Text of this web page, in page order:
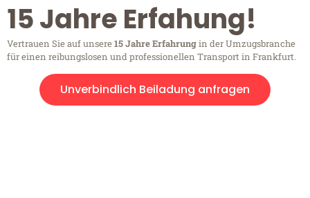
15 Jahre Erfahung!
Vertrauen Sie auf unsere15 Jahre Erfahrungin der Umzugsbranche
für einen reibungslosen und professionellen Transport in Frankfurt.
Unverbindlich Beiladung anfragen